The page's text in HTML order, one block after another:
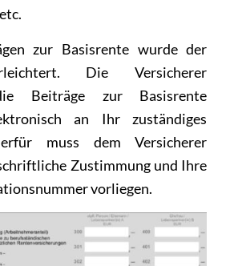
zur Basisrente wurde der
Die Versicherer
Beiträge zur Basisrente
an Ihr zuständiges
muss dem Versicherer
Zustimmung und Ihre
vorliegen.